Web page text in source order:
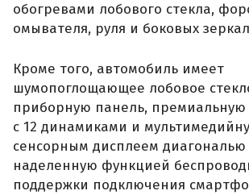
обогревами лобового стекла,
омывателя, руля и боковых
Кроме того, автомобиль имеет
шумопоглощающее лобовое
приборную панель, премиальную
с 12 динамиками и
сенсорным дисплеем диагональю
наделенную функцией
поддержки подключения